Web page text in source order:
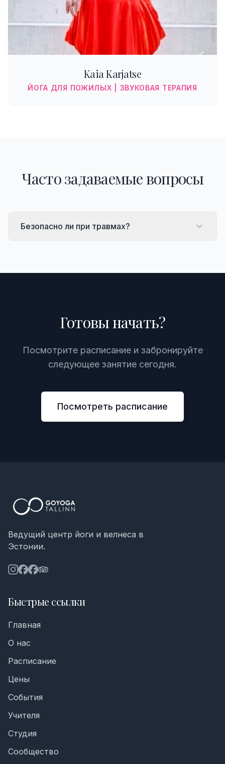
Kaia Karjatse
ЙОГА ДЛЯ ПОЖИЛЫХ | ЗВУКОВАЯ ТЕРАПИЯ
Часто задаваемые вопросы
Безопасно ли при травмах?
Готовы начать?
Посмотрите расписание и забронируйте
следующее занятие сегодня.
Посмотреть расписание
Ведущий центр йоги и велнеса в
Эстонии.
Быстрые ссылки
Главная
О нас
Расписание
Цены
События
Учителя
Студия
Сообщество